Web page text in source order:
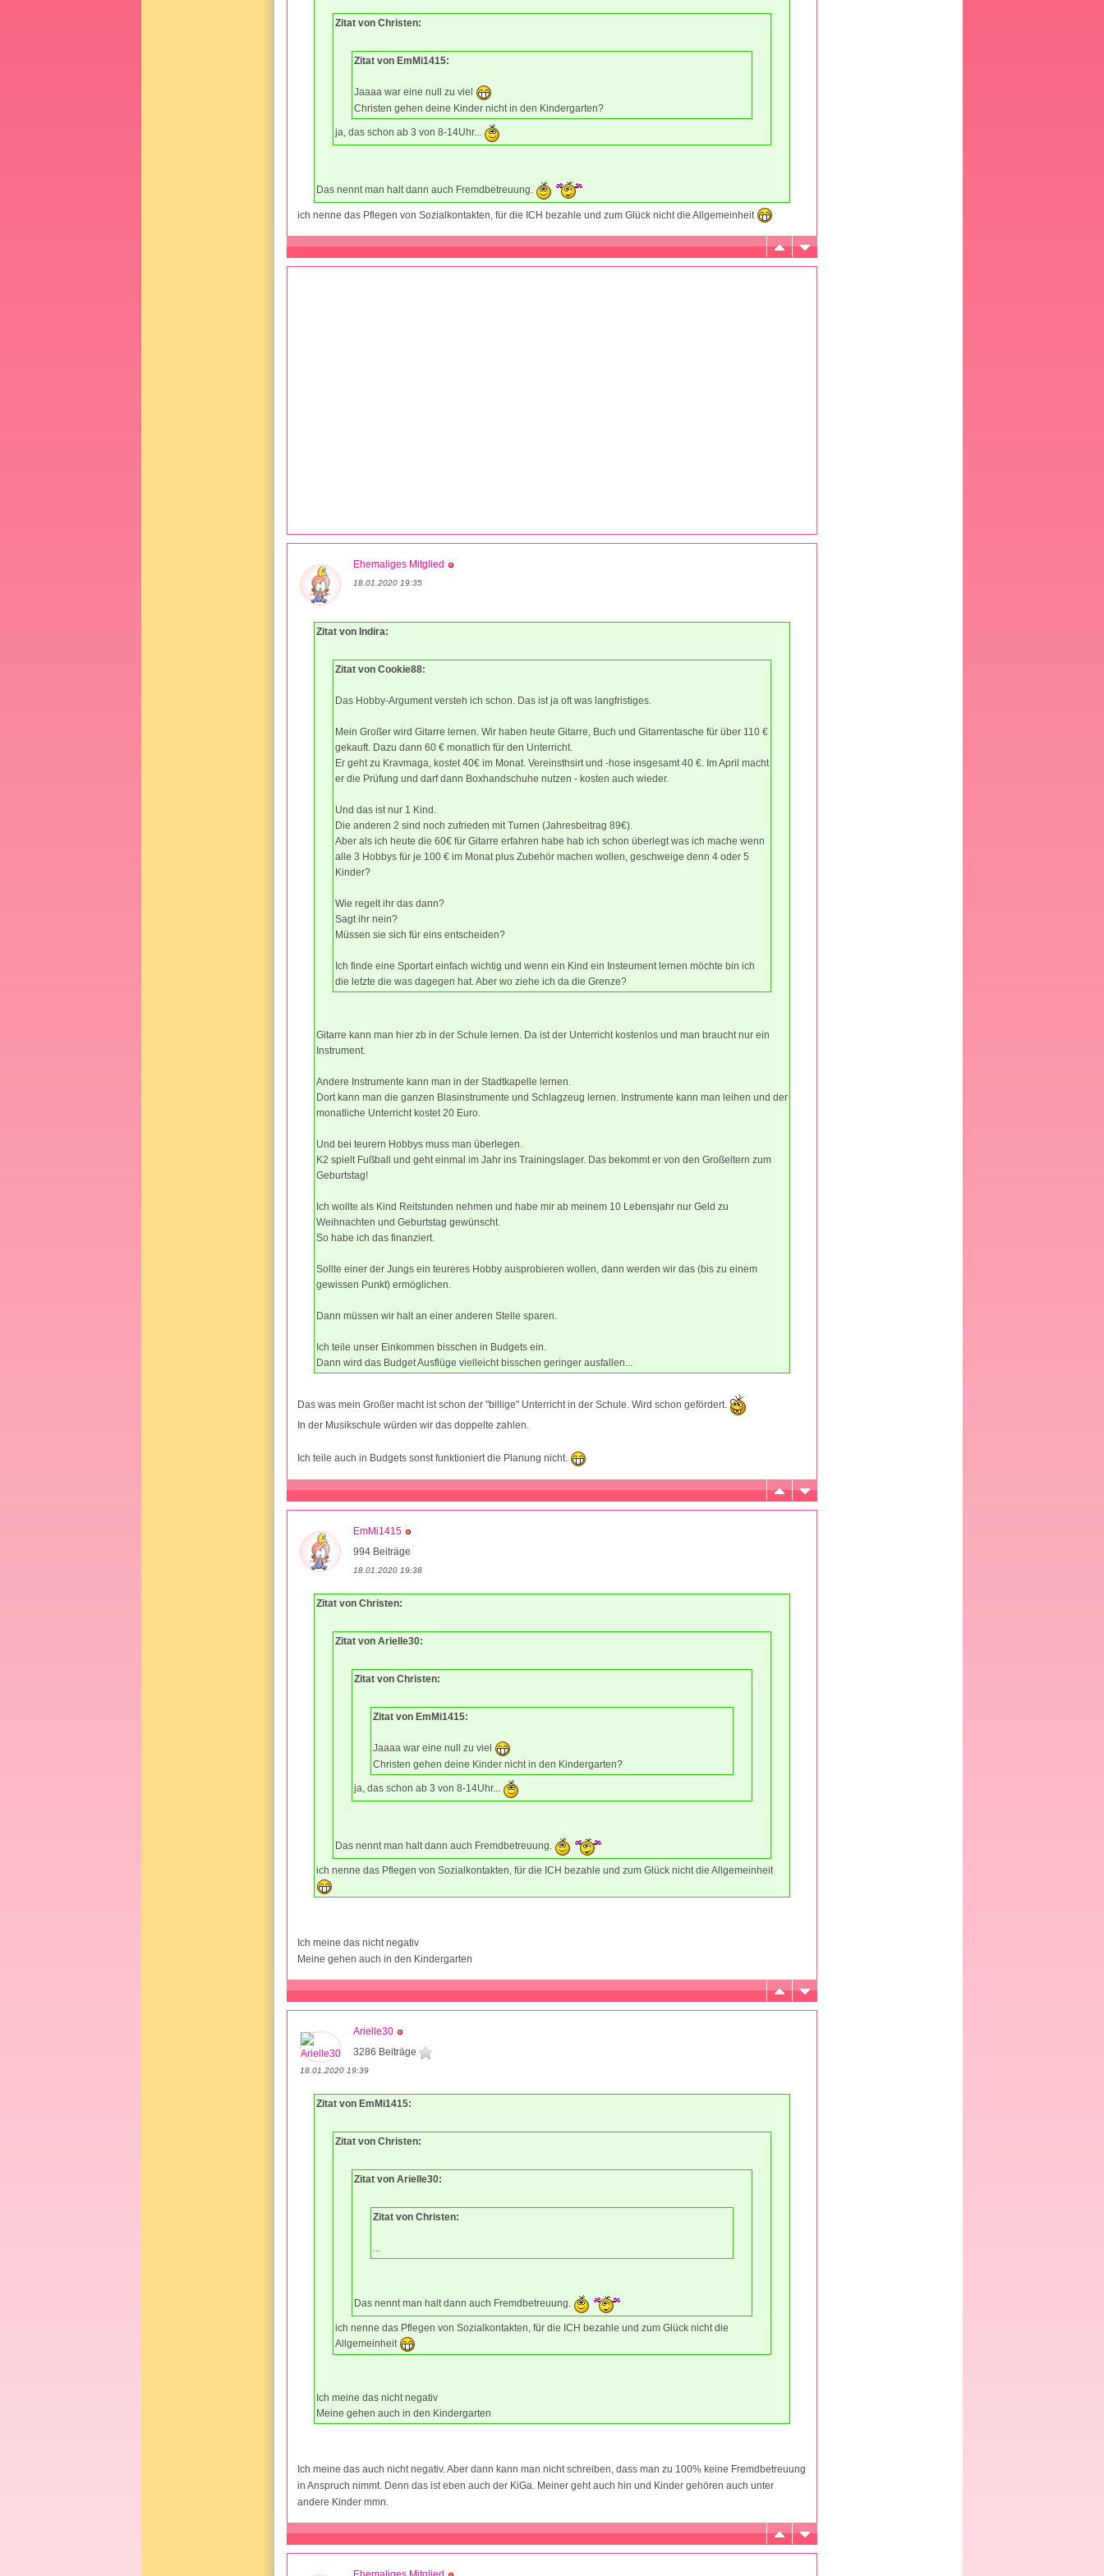
Zitat von Christen:
Zitat von EmMi1415:
Jaaaa war eine null zu viel
Christen gehen deine Kinder nicht in den Kindergarten?
ja, das schon ab 3 von 8-14Uhr...
Das nennt man halt dann auch Fremdbetreuung.
ich nenne das Pflegen von Sozialkontakten, für die ICH bezahle und zum Glück nicht die Allgemeinheit
Ehemaliges Mitglied
18.01.2020 19:35
Zitat von Indira:
Zitat von Cookie88:
Das Hobby-Argument versteh ich schon. Das ist ja oft was langfristiges.
Mein Großer wird Gitarre lernen. Wir haben heute Gitarre, Buch und Gitarrentasche für über 110 €
gekauft. Dazu dann 60 € monatlich für den Unterricht.
Er geht zu Kravmaga, kostet 40€ im Monat. Vereinsthsirt und -hose insgesamt 40 €. Im April macht
er die Prüfung und darf dann Boxhandschuhe nutzen - kosten auch wieder.
Und das ist nur 1 Kind.
Die anderen 2 sind noch zufrieden mit Turnen (Jahresbeitrag 89€).
Aber als ich heute die 60€ für Gitarre erfahren habe hab ich schon überlegt was ich mache wenn
alle 3 Hobbys für je 100 € im Monat plus Zubehör machen wollen, geschweige denn 4 oder 5
Kinder?
Wie regelt ihr das dann?
Sagt ihr nein?
Müssen sie sich für eins entscheiden?
Ich finde eine Sportart einfach wichtig und wenn ein Kind ein Insteument lernen möchte bin ich
die letzte die was dagegen hat. Aber wo ziehe ich da die Grenze?
Gitarre kann man hier zb in der Schule lernen. Da ist der Unterricht kostenlos und man braucht nur ein
Instrument.
Andere Instrumente kann man in der Stadtkapelle lernen.
Dort kann man die ganzen Blasinstrumente und Schlagzeug lernen. Instrumente kann man leihen und der
monatliche Unterricht kostet 20 Euro.
Und bei teurern Hobbys muss man überlegen.
K2 spielt Fußball und geht einmal im Jahr ins Trainingslager. Das bekommt er von den Großeltern zum
Geburtstag!
Ich wollte als Kind Reitstunden nehmen und habe mir ab meinem 10 Lebensjahr nur Geld zu
Weihnachten und Geburtstag gewünscht.
So habe ich das finanziert.
Sollte einer der Jungs ein teureres Hobby ausprobieren wollen, dann werden wir das (bis zu einem
gewissen Punkt) ermöglichen.
Dann müssen wir halt an einer anderen Stelle sparen.
Ich teile unser Einkommen bisschen in Budgets ein.
Dann wird das Budget Ausflüge vielleicht bisschen geringer ausfallen...
Das was mein Großer macht ist schon der "billige" Unterricht in der Schule. Wird schon gefördert.
In der Musikschule würden wir das doppelte zahlen.
Ich teile auch in Budgets sonst funktioniert die Planung nicht.
EmMi1415
994 Beiträge
18.01.2020 19:38
Zitat von Christen:
Zitat von Arielle30:
Zitat von Christen:
Zitat von EmMi1415:
Jaaaa war eine null zu viel
Christen gehen deine Kinder nicht in den Kindergarten?
ja, das schon ab 3 von 8-14Uhr...
Das nennt man halt dann auch Fremdbetreuung.
ich nenne das Pflegen von Sozialkontakten, für die ICH bezahle und zum Glück nicht die Allgemeinheit
Ich meine das nicht negativ
Meine gehen auch in den Kindergarten
Arielle30
3286 Beiträge
18.01.2020 19:39
Zitat von EmMi1415:
Zitat von Christen:
Zitat von Arielle30:
Zitat von Christen:
...
Das nennt man halt dann auch Fremdbetreuung.
ich nenne das Pflegen von Sozialkontakten, für die ICH bezahle und zum Glück nicht die
Allgemeinheit
Ich meine das nicht negativ
Meine gehen auch in den Kindergarten
Ich meine das auch nicht negativ. Aber dann kann man nicht schreiben, dass man zu 100% keine Fremdbetreuung
in Anspruch nimmt. Denn das ist eben auch der KiGa. Meiner geht auch hin und Kinder gehören auch unter
andere Kinder mmn.